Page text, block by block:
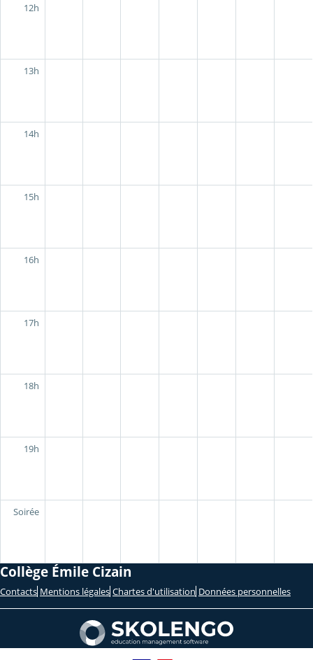
12h
13h
14h
15h
16h
17h
18h
19h
Soirée
Collège Émile Cizain
Contacts Mentions légales Chartes d'utilisation Données personnelles